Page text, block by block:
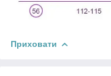
Приховати